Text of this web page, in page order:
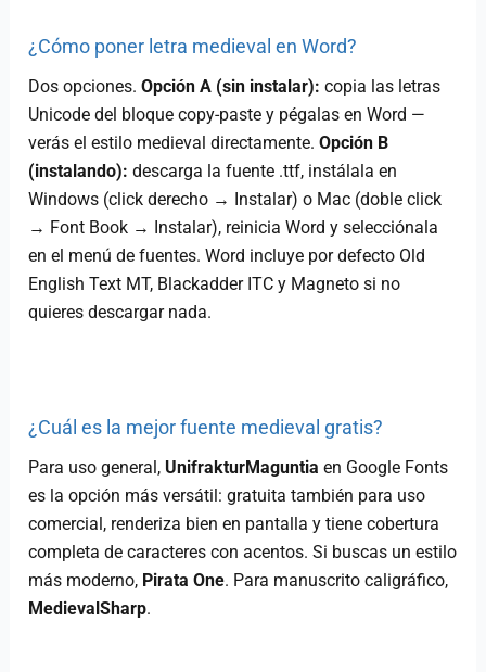
¿Cómo poner letra medieval en Word?
Dos opciones.Opción A (sin instalar): copia las letras
Unicode del bloque copy-paste y pégalas en Word —
verás el estilo medieval directamente.Opción B
(instalando): descarga la fuente .ttf, instálala en
Windows (click derecho → Instalar) o Mac (doble click
→ Font Book → Instalar), reinicia Word y selecciónala
en el menú de fuentes. Word incluye por defecto Old
English Text MT, Blackadder ITC y Magneto si no
quieres descargar nada.
¿Cuál es la mejor fuente medieval gratis?
Para uso general, UnifrakturMaguntia en Google Fonts
es la opción más versátil: gratuita también para uso
comercial, renderiza bien en pantalla y tiene cobertura
completa de caracteres con acentos. Si buscas un estilo
más moderno, Pirata One. Para manuscrito caligráfico,
MedievalSharp.